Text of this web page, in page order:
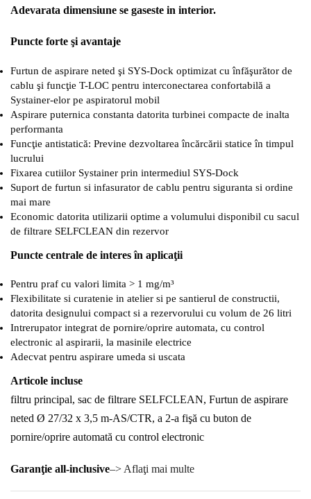
Adevarata dimensiune se gaseste in interior.
Puncte forte şi avantaje
Furtun de aspirare neted şi SYS-Dock optimizat cu înfăşurător de
cablu şi funcţie T-LOC pentru interconectarea confortabilă a
Systainer-elor pe aspiratorul mobil
Aspirare puternica constanta datorita turbinei compacte de inalta
performanta
Funcţie antistatică: Previne dezvoltarea încărcării statice în timpul
lucrului
Fixarea cutiilor Systainer prin intermediul SYS-Dock
Suport de furtun si infasurator de cablu pentru siguranta si ordine
mai mare
Economic datorita utilizarii optime a volumului disponibil cu sacul
de filtrare SELFCLEAN din rezervor
Puncte centrale de interes în aplicaţii
Pentru praf cu valori limita > 1 mg/m³
Flexibilitate si curatenie in atelier si pe santierul de constructii,
datorita designului compact si a rezervorului cu volum de 26 litri
Intrerupator integrat de pornire/oprire automata, cu control
electronic al aspirarii, la masinile electrice
Adecvat pentru aspirare umeda si uscata
Articole incluse
filtru principal, sac de filtrare SELFCLEAN, Furtun de aspirare
neted Ø 27/32 x 3,5 m-AS/CTR, a 2-a fişă cu buton de
pornire/oprire automată cu control electronic
Garanţie all-inclusive–> Aflaţi mai multe